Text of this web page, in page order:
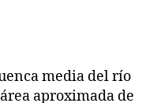
media del río
aproximada de